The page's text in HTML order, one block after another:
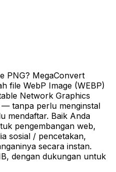
PNG? MegaConvert
file WebP Image (WEBP)
Network Graphics
— tanpa perlu menginstal
mendaftar. Baik Anda
pengembangan web,
sosial / pencetakan,
secara instan.
dengan dukungan untuk